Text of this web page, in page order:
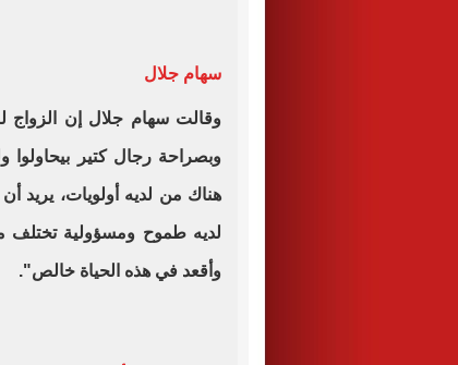
سهام جلال
وقالت سهام جلال إن الزواج
وبصراحة رجال كتير بيحاولوا
هناك من لديه أولويات، يريد
لديه طموح ومسؤولية تختلف
وأقعد في هذه الحياة خالص".